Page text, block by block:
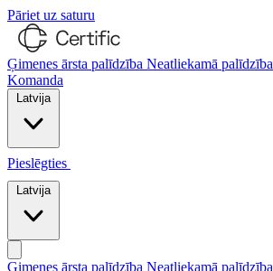
Pāriet uz saturu
Ģimenes ārsta palīdzība Neatliekamā palīdzība
Komanda
Latvija
Pieslēgties
Latvija
Ģimenes ārsta palīdzība Neatliekamā palīdzība